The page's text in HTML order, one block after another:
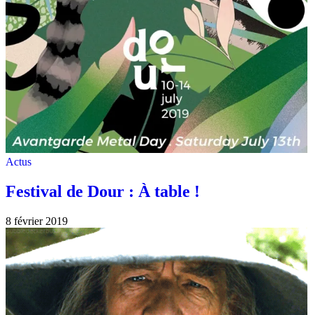
Actus
Festival de Dour : À table !
8 février 2019